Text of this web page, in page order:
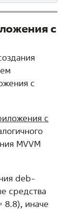
с
с
с
MVVM
deb-
средства
8.8), иначе